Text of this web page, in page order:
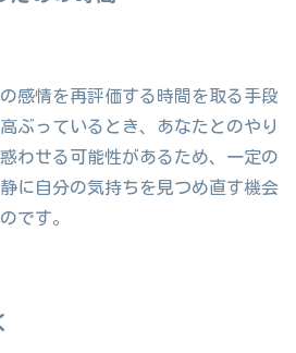
感情を再評価する時間を取る手段
ぶっているとき、あなたとのやり
わせる可能性があるため、一定の
に自分の気持ちを見つめ直す機会
です。